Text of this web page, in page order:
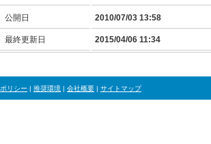
公開日 2010/07/03 13:58
最終更新日 2015/04/06 11:34
リシー | 推奨環境 | 会社概要 | サイトマップ